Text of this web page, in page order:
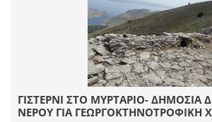
ΓΙΣΤΕΡΝΙ ΣΤΟ ΜΥΡΤΑΡΙΟ- ΔΗΜΟΣΙΑ
ΝΕΡΟΥ ΓΙΑ ΓΕΩΡΓΟΚΤΗΝΟΤΡΟΦΙΚΗ